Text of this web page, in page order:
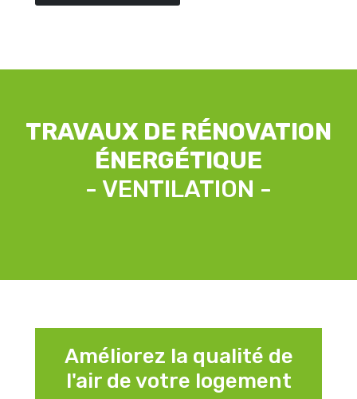
TRAVAUX DE RÉNOVATION
ÉNERGÉTIQUE
- VENTILATION -
Améliorez la qualité de
l'air de votre logement